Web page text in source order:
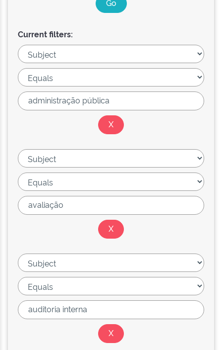
Current filters: